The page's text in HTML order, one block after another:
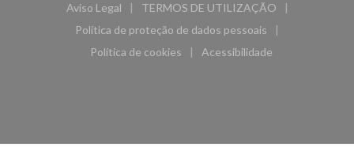
Aviso Legal
((abre numa nova janela))
TERMOS DE UTILIZAÇÃO
((abre numa nova janela))
Política de proteção de dados pessoais
((abre numa nova janela))
Política de cookies
((abre numa nova janela))
Acessibilidade